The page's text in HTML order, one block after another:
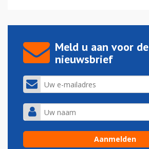
Meld u aan voor de
nieuwsbrief